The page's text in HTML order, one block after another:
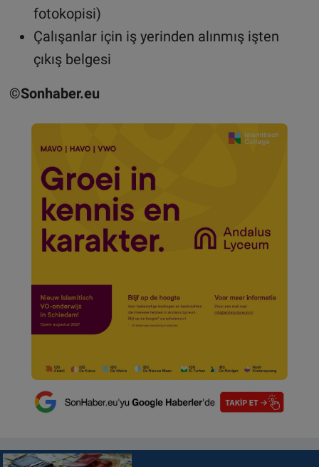
fotokopisi)
Çalışanlar için iş yerinden alınmış işten
çıkış belgesi
©Sonhaber.eu